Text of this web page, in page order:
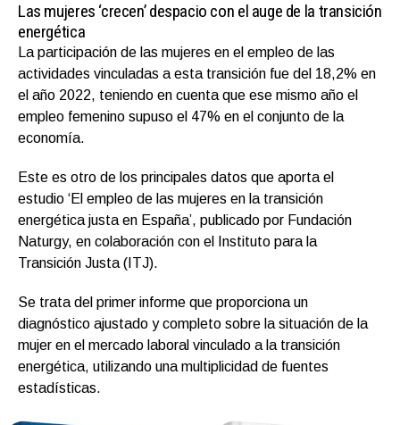
Las mujeres ‘crecen’ despacio con el auge de la transición
energética
La participación de las mujeres en el empleo de las
actividades vinculadas a esta transición fue del 18,2% en
el año 2022, teniendo en cuenta que ese mismo año el
empleo femenino supuso el 47% en el conjunto de la
economía.
Este es otro de los principales datos que aporta el
estudio ‘El empleo de las mujeres en la transición
energética justa en España’, publicado por Fundación
Naturgy, en colaboración con el Instituto para la
Transición Justa (ITJ).
Se trata del primer informe que proporciona un
diagnóstico ajustado y completo sobre la situación de la
mujer en el mercado laboral vinculado a la transición
energética, utilizando una multiplicidad de fuentes
estadísticas.